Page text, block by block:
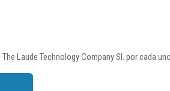
Laude Technology Company Sl. por cada